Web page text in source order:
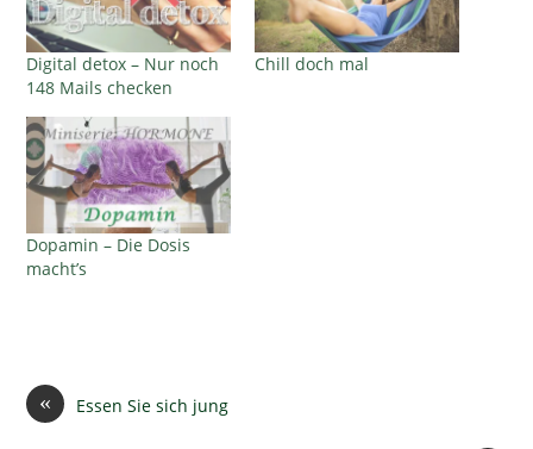
Digital detox – Nur noch
148 Mails checken
Chill doch mal
Dopamin – Die Dosis
macht’s
« Essen Sie sich jung